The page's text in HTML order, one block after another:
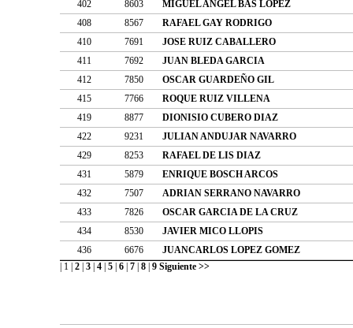
402
8603
MIGUEL ANGEL BAS LOPEZ
408
8567
RAFAEL GAY RODRIGO
410
7691
JOSE RUIZ CABALLERO
411
7692
JUAN BLEDA GARCIA
412
7850
OSCAR GUARDEÑO GIL
415
7766
ROQUE RUIZ VILLENA
419
8877
DIONISIO CUBERO DIAZ
422
9231
JULIAN ANDUJAR NAVARRO
429
8253
RAFAEL DE LIS DIAZ
431
5879
ENRIQUE BOSCH ARCOS
432
7507
ADRIAN SERRANO NAVARRO
433
7826
OSCAR GARCIA DE LA CRUZ
434
8530
JAVIER MICO LLOPIS
436
6676
JUANCARLOS LOPEZ GOMEZ
| 1 | 2 | 3 | 4 | 5 | 6 | 7 | 8 | 9 Siguiente >>